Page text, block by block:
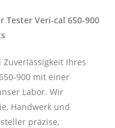
Tester Veri-cal 650-900
Ihres
900 mit einer
Labor. Wir
Handwerk und
präzise,